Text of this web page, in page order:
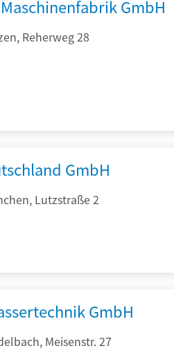
GmbH
Reherweg 28
GmbH
Lutzstraße 2
GmbH
Meisenstr. 27